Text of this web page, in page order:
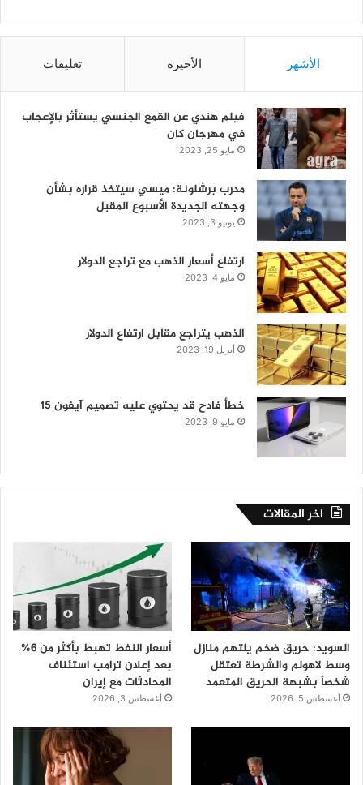
الأشهر الأخيرة تعليقات
فيلم هندي عن القمع الجنسي يستأثر بالإعجاب
في مهرجان كان
مايو 25, 2023
مدرب برشلونة: ميسي سيتخذ قراره بشأن
وجهته الجديدة الأسبوع المقبل
يونيو 3, 2023
ارتفاع أسعار الذهب مع تراجع الدولار
مايو 4, 2023
الذهب يتراجع مقابل ارتفاع الدولار
أبريل 19, 2023
خطأ فادح قد يحتوي عليه تصميم آيفون 15
مايو 9, 2023
اخر المقالات
السويد: حريق ضخم يلتهم منازل
وسط لاهولم والشرطة تعتقل
شخصاً بشبهة الحريق المتعمد
أغسطس 5, 2026
أسعار النفط تهبط بأكثر من 6%
بعد إعلان ترامب استئناف
المحادثات مع إيران
أغسطس 3, 2026